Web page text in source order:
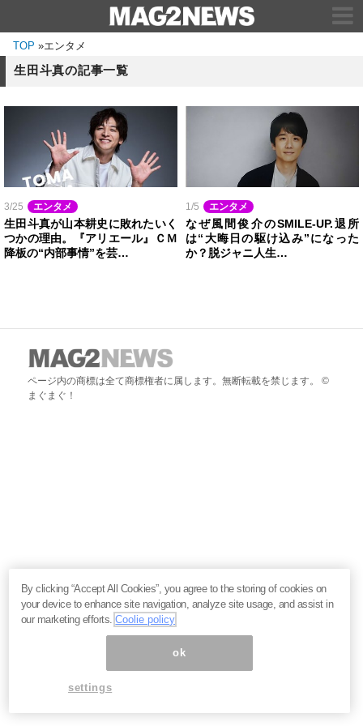
TOP »エンタメ
生田斗真の記事一覧
3/25 エンタメ
生田斗真が山本耕史に敗れたいく
つかの理由。『アリエール』ＣＭ
降板の“内部事情”を芸…
1/5 エンタメ
なぜ風間俊介のSMILE-UP.退所
は“大晦日の駆け込み”になった
か？脱ジャニ人生…
ページ内の商標は全て商標権者に属します。無断転載を禁じます。 ©
まぐまぐ！
By clicking “Accept All Cookies”, you agree to the storing of cookies on
your device to enhance site navigation, analyze site usage, and assist in
our marketing efforts.Coolie policy
ok
settings